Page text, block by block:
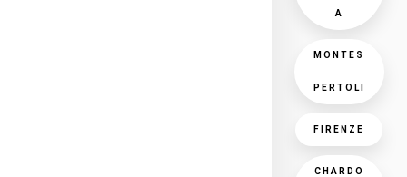
A
MONTES
PERTOLI
FIRENZE
CHARDO